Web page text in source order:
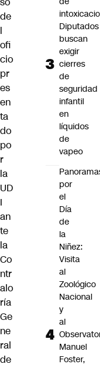
de
l
ofi
cio
pr
es
en
ta
do
po
r
la
UD
I
an
te
la
Co
ntr
alo
ría
Ge
ne
ral
de
Diputados
buscan
exigir
cierres
de
seguridad
infantil
en
líquidos
de
vapeo
por
el
Día
de
la
Niñez:
Visita
al
Zoológico
Nacional
y
al
Manuel
Foster,